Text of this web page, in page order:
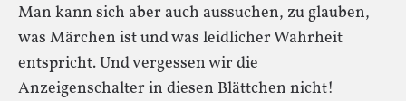
Man kann sich aber auch aussuchen, zu glauben,
was Märchen ist und was leidlicher Wahrheit
entspricht. Und vergessen wir die
Anzeigenschalter in diesen Blättchen nicht!